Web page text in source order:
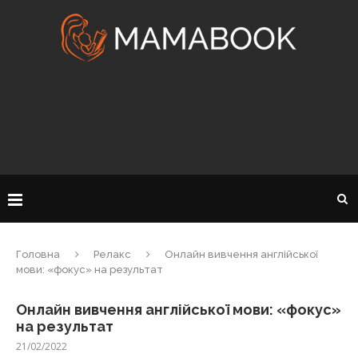
Головна Релакс
Онлайн вивчення англійської
мови: «фокус» на результат
Онлайн вивчення англійської мови: «фокус»
на результат
21/02/2022